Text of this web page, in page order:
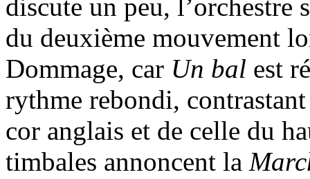
discute un peu,
du deuxième mouvement
Dommage, car Un bal est
rythme rebondi,
cor anglais et de celle du
timbales annoncent la